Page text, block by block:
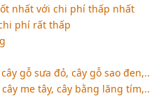
nhất với chi phí thấp nhất
phí rất thấp
gỗ sưa đỏ, cây gỗ sao đen,..
me tây, cây bằng lăng tím,..